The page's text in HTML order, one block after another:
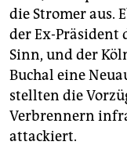
die Stromer aus.
der Ex-Präsident
Sinn, und der
Buchal eine
stellten die
Verbrennern
attackiert.